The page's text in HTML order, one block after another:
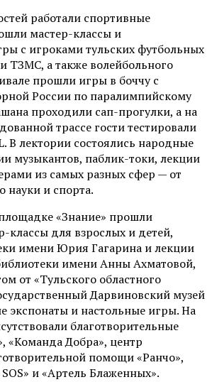
работали спортивные
мастер-классы и
с игроками тульских футбольных
ТЗМС, а также волейбольного
прошли игры в боччу с
России по паралимпийскому
проходили сап-прогулки, а на
трассе гости тестировали
В лектории состоялись народные
музыкантов, паблик-токи, лекции
из самых разных сфер — от
науки и спорта.
«Знание» прошли
классы для взрослых и детей,
имени Юрия Гагарина и лекции
имени Анны Ахматовой,
от «Тульского областного
Дарвиновский музей
экспонаты и настольные игры. На
благотворительные
«Команда Добра», центр
помощи «Ранчо»,
и «Артель Блаженных».